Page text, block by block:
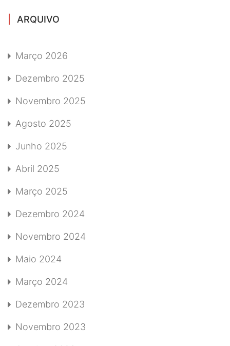
ARQUIVO
Março 2026
Dezembro 2025
Novembro 2025
Agosto 2025
Junho 2025
Abril 2025
Março 2025
Dezembro 2024
Novembro 2024
Maio 2024
Março 2024
Dezembro 2023
Novembro 2023